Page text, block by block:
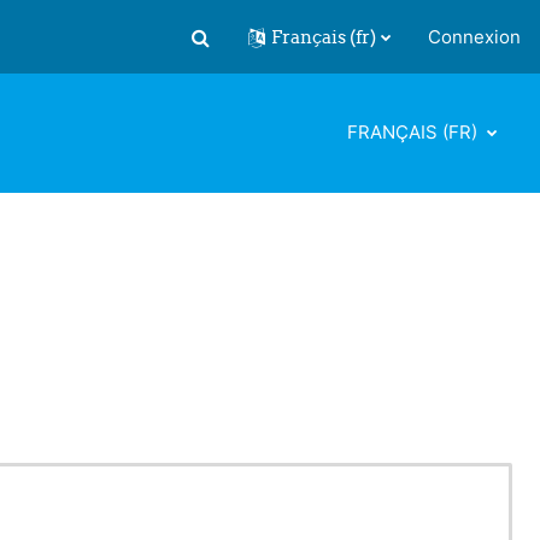
Activer/désactiver la saisie de
Français ‎(fr)‎ Connexion
FRANÇAIS ‎(FR)‎